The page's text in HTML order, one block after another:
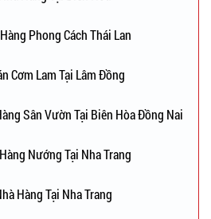
Phong Cách Thái Lan
Cơm Lam Tại Lâm Đồng
Sân Vườn Tại Biên Hòa Đồng Nai
Nướng Tại Nha Trang
Hàng Tại Nha Trang